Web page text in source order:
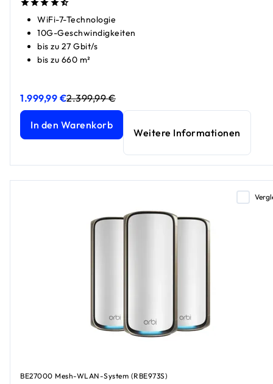
WiFi-7-Technologie
10G-Geschwindigkeiten
bis zu 27 Gbit/s
bis zu 660 m²
1.999,99 €
Orbi 970 Serie Quad-Band WiFi 7 Mesh 3er-Pack, Black
2.399,99 €
Orbi 970 Serie Quad-Band WiFi 7 Mesh 3er-Pack, Black
In den Warenkorb
Weitere Informationen
BE27000 Mesh-WLAN-System (RBE973S)